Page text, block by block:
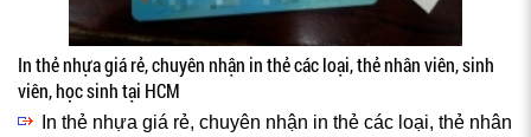
In thẻ nhựa giá rẻ, chuyên nhận in thẻ các loại, thẻ nhân viên, sinh
viên, học sinh tại HCM
In thẻ nhựa giá rẻ, chuyên nhận in thẻ các loại, thẻ nhân